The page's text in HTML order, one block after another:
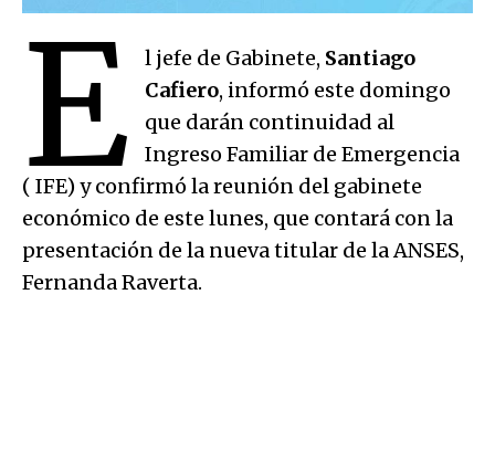
E l jefe de Gabinete, Santiago
Cafiero, informó este domingo
que darán continuidad al
Ingreso Familiar de Emergencia
( IFE) y confirmó la reunión del gabinete
económico de este lunes, que contará con la
presentación de la nueva titular de la ANSES,
Fernanda Raverta.